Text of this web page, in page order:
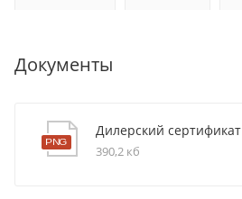
Документы
Дилерский сертификат
390,2 кб